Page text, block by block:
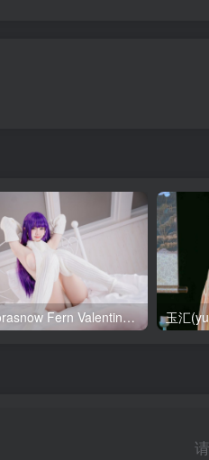
SallyDorasnow Fern Valentine [50P-353MB]